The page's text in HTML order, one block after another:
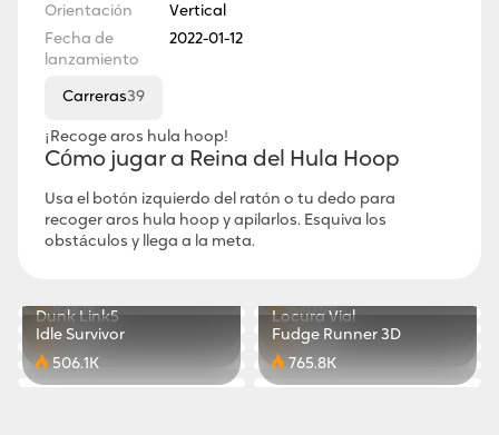
Orientación
Vertical
Fecha de
lanzamiento
2022-01-12
Carreras39
¡Recoge aros hula hoop!
Cómo jugar a Reina del Hula Hoop
Usa el botón izquierdo del ratón o tu dedo para
recoger aros hula hoop y apilarlos. Esquiva los
obstáculos y llega a la meta.
823.1K
630.9K
773.4K
811.8K
Dunk Link5
Locura Vial
505.5K
Idle Survivor
506.1K
Fudge Runner 3D
765.8K